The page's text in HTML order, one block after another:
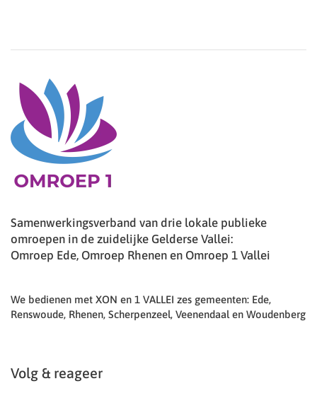
Samenwerkingsverband van drie lokale publieke
omroepen in de zuidelijke Gelderse Vallei:
Omroep Ede, Omroep Rhenen en Omroep 1 Vallei
We bedienen met XON en 1 VALLEI zes gemeenten: Ede,
Renswoude, Rhenen, Scherpenzeel, Veenendaal en Woudenberg
Volg & reageer